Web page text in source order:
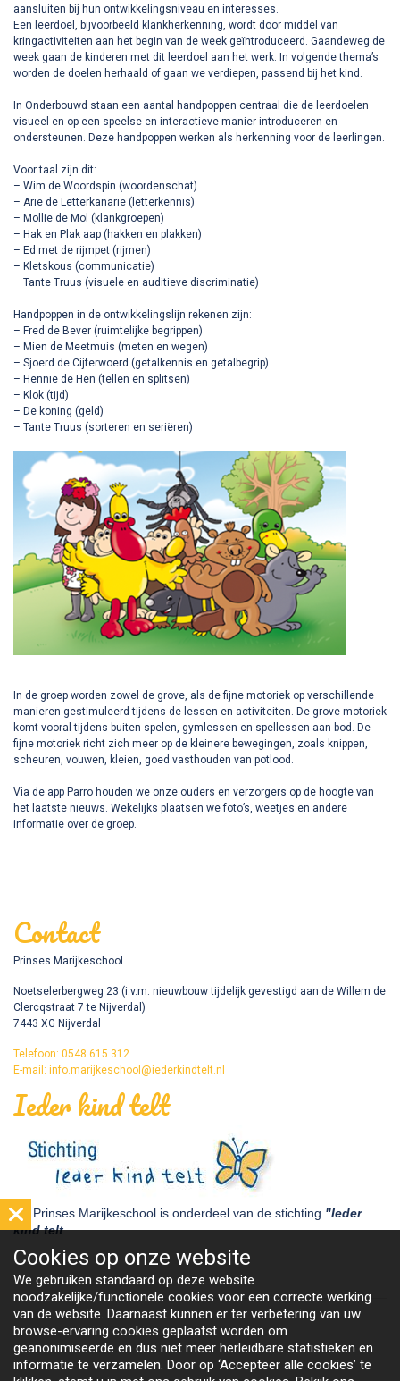
aansluiten bij hun ontwikkelingsniveau en interesses.
Een leerdoel, bijvoorbeeld klankherkenning, wordt door middel van
kringactiviteiten aan het begin van de week geïntroduceerd. Gaandeweg de
week gaan de kinderen met dit leerdoel aan het werk. In volgende thema’s
worden de doelen herhaald of gaan we verdiepen, passend bij het kind.
In Onderbouwd staan een aantal handpoppen centraal die de leerdoelen
visueel en op een speelse en interactieve manier introduceren en
ondersteunen. Deze handpoppen werken als herkenning voor de leerlingen.
Voor taal zijn dit:
– Wim de Woordspin (woordenschat)
– Arie de Letterkanarie (letterkennis)
– Mollie de Mol (klankgroepen)
– Hak en Plak aap (hakken en plakken)
– Ed met de rijmpet (rijmen)
– Kletskous (communicatie)
– Tante Truus (visuele en auditieve discriminatie)
Handpoppen in de ontwikkelingslijn rekenen zijn:
– Fred de Bever (ruimtelijke begrippen)
– Mien de Meetmuis (meten en wegen)
– Sjoerd de Cijferwoerd (getalkennis en getalbegrip)
– Hennie de Hen (tellen en splitsen)
– Klok (tijd)
– De koning (geld)
– Tante Truus (sorteren en seriëren)
In de groep worden zowel de grove, als de fijne motoriek op verschillende
manieren gestimuleerd tijdens de lessen en activiteiten. De grove motoriek
komt vooral tijdens buiten spelen, gymlessen en spellessen aan bod. De
fijne motoriek richt zich meer op de kleinere bewegingen, zoals knippen,
scheuren, vouwen, kleien, goed vasthouden van potlood.
Via de app Parro houden we onze ouders en verzorgers op de hoogte van
het laatste nieuws. Wekelijks plaatsen we foto’s, weetjes en andere
informatie over de groep.
Contact
Prinses Marijkeschool
Noetselerbergweg 23 (i.v.m. nieuwbouw tijdelijk gevestigd aan de Willem de
Clercqstraat 7 te Nijverdal)
7443 XG Nijverdal
Telefoon: 0548 615 312
E-mail: info.marijkeschool@iederkindtelt.nl
Ieder kind telt
De Prinses Marijkeschool is onderdeel van de stichting "Ieder
kind telt
Cookies op onze website
We gebruiken standaard op deze website
noodzakelijke/functionele cookies voor een correcte werking
van de website. Daarnaast kunnen er ter verbetering van uw
browse-ervaring cookies geplaatst worden om
geanonimiseerde en dus niet meer herleidbare statistieken en
informatie te verzamelen. Door op ‘Accepteer alle cookies’ te